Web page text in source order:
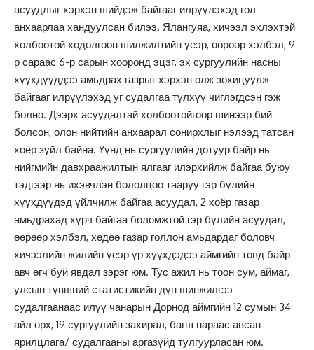
асуудлыг хэрхэн шийдэж байгааг илрүүлэхэд гол
анхаарлаа хандуулсан билээ. Ялангуяа, хичээл эхлэхтэй
холбоотой хөдөлгөөн шилжилтийн үеэр, өөрөөр хэлбэл, 9-
р сараас 6-р сарын хооронд эцэг, эх сургуулийн насны
хүүхдүүддээ амьдрах газрыг хэрхэн олж зохицуулж
байгааг илрүүлэхэд уг судалгаа түлхүү чиглэгдсэн гэж
болно. Дээрх асуудалтай холбоотойгоор шинээр бий
болсон, олон нийтийн анхаарал сонирхлыг нэлээд татсан
хоёр зүйл байна. Үүнд нь сургуулийн дотуур байр нь
нийгмийн давхраажилтын ялгааг илэрхийлж байгаа буюу
тэдгээр нь ихэвчлэн бололцоо тааруу гэр бүлийн
хүүхдүүдэд үйлчилж байгаа асуудал, 2 хоёр газар
амьдрахад хүрч байгаа боломжтой гэр бүлийн асуудал,
өөрөөр хэлбэл, хөдөө газар голлон амьдардаг боловч
хичээлийн жилийн үеэр үр хүүхдэдээ аймгийн төвд байр
авч өгч буй явдал зэрэг юм. Тус ажил нь тоон сум, аймаг,
улсын түвшний статистикийн дүн шинжилгээ
судалгаанаас илүү чанарын Дорнод аймгийн 12 сумын 34
айл өрх, 19 сургуулийн захирал, багш нараас авсан
ярилцлага/ судалгааны аргазүйд тулгуурласан юм.